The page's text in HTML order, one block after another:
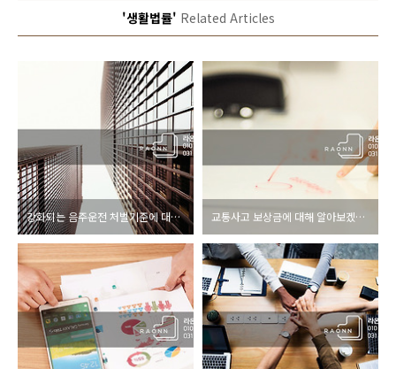
'생활법률' Related Articles
강화되는 음주운전 처벌기준에 대해 알아보겠습니다 교통사고 보상금에 대해 알아보겠습니다